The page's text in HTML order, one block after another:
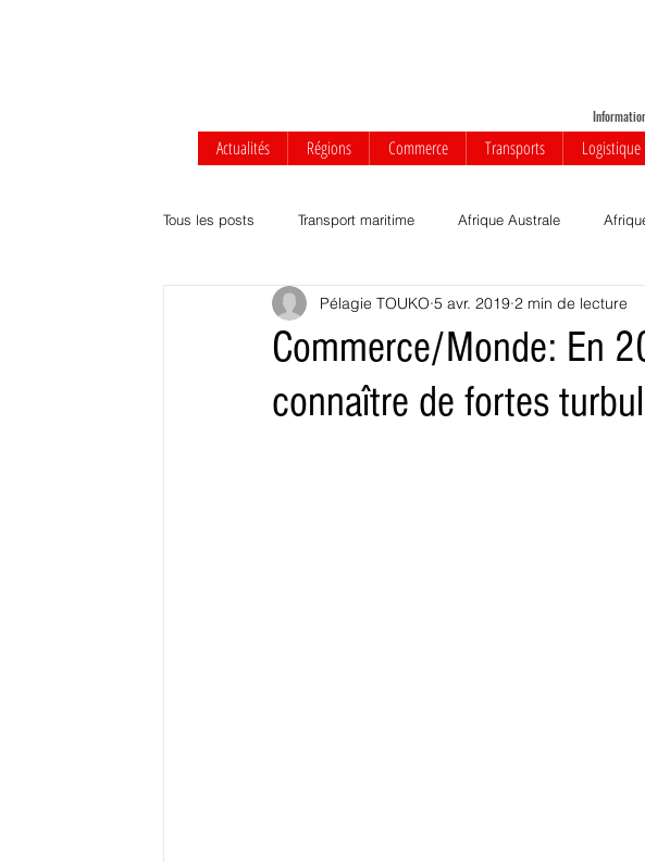
Actualités Régions Commerce Transports Logistique
Tous les posts Transport maritime Afrique Australe
Afrique centrale Afrique de l'Ouest Votre communauté
Transport routier & ferroviaire Agrobusiness Innovations
Commerce/Monde: En
connaître de fortes
Pélagie TOUKO 5 avr. 2019 2 min de lecture